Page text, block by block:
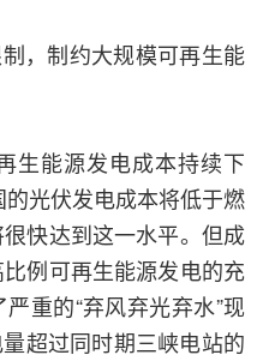
，制约大规模可再生能
生能源发电成本持续下
光伏发电成本将低于燃
快达到这一水平。但成
例可再生能源发电的充
重的“弃风弃光弃水”现
超过同时期三峡电站的